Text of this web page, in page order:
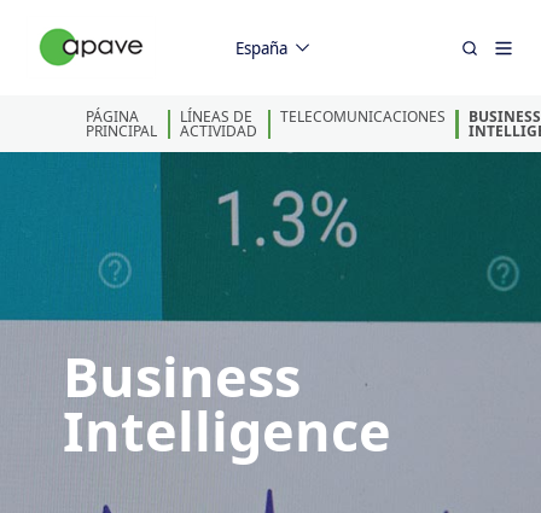
España
PÁGINA
PRINCIPAL
LÍNEAS DE
ACTIVIDAD
TELECOMUNICACIONES BUSINESS
Business
Intelligence